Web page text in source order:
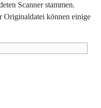
Scanner stammen.
Originaldatei können einige